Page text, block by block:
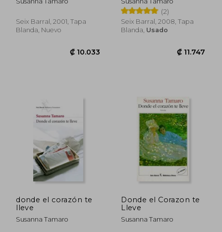
₡ 9.108
Seix Barral, 2001, Tapa
Blanda, Nuevo
(2)
Seix Barral, 2008, Tapa
Blanda, Usado
donde el corazón te
lleve
Susanna Tamaro
Donde el Corazon te
Lleve
Susanna Tamaro